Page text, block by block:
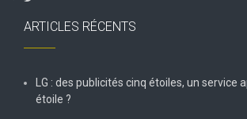
ARTICLES RÉCENTS
LG : des publicités cinq étoiles, un service
étoile ?